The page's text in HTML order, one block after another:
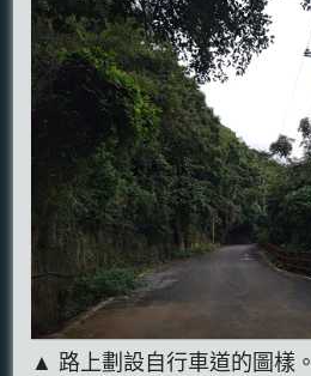
▲ 路上劃設自行車道的圖樣。